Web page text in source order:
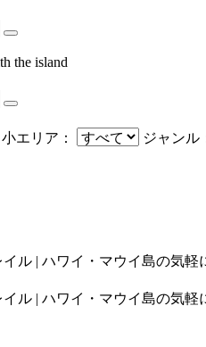
the island
小エリア： ジャンル
ル | ハワイ・マウイ島の気軽
ル | ハワイ・マウイ島の気軽